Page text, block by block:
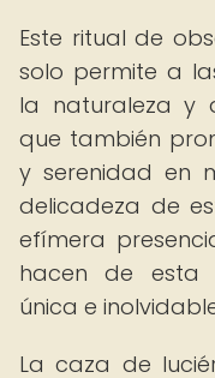
Este ritual de
solo permite a
la naturaleza y
que también
y serenidad en
delicadeza de
efímera
hacen de esta
única e
La caza de